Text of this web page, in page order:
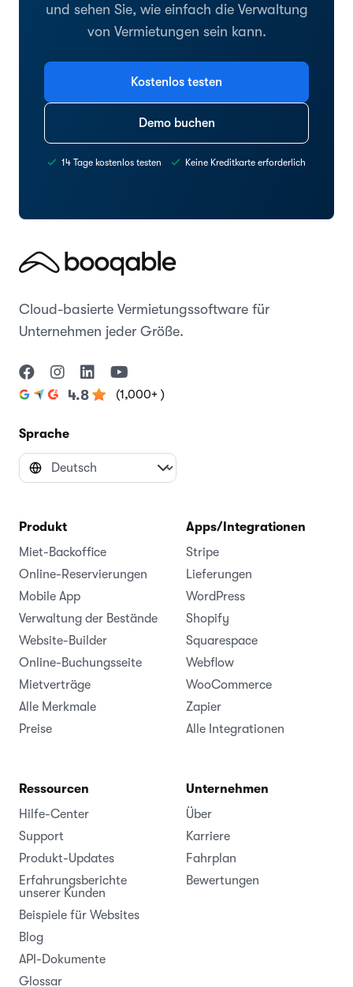
und sehen Sie, wie einfach die Verwaltung
von Vermietungen sein kann.
Kostenlos testen
Demo buchen
14 Tage kostenlos testen Keine Kreditkarte erforderlich
Cloud-basierte Vermietungssoftware für
Unternehmen jeder Größe.
4.8 (1,000+ )
Sprache
Produkt
Miet-Backoffice
Online-Reservierungen
Mobile App
Verwaltung der Bestände
Website-Builder
Online-Buchungsseite
Mietverträge
Alle Merkmale
Preise
Apps/Integrationen
Stripe
Lieferungen
WordPress
Shopify
Squarespace
Webflow
WooCommerce
Zapier
Alle Integrationen
Ressourcen
Hilfe-Center
Support
Produkt-Updates
Erfahrungsberichte
unserer Kunden
Beispiele für Websites
Blog
API-Dokumente
Glossar
Unternehmen
Über
Karriere
Fahrplan
Bewertungen